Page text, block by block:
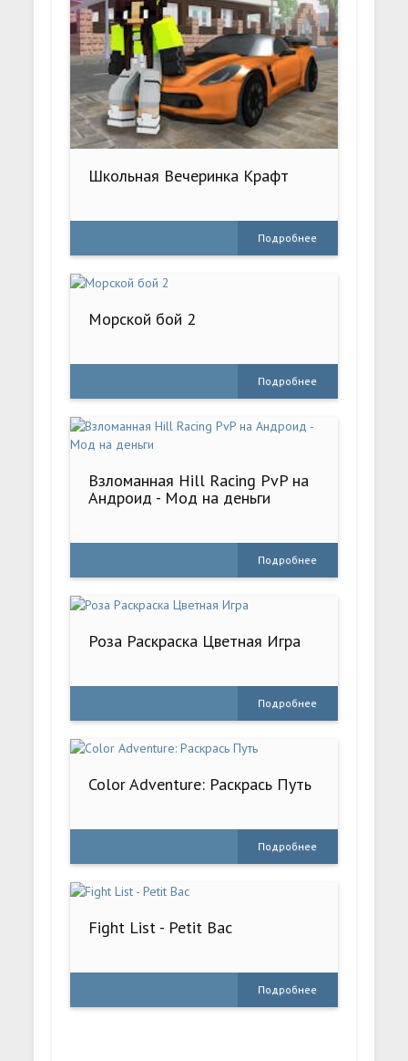
Школьная Вечеринка Крафт
Подробнее
Морской бой 2
Подробнее
Взломанная Hill Racing PvP на
Андроид - Мод на деньги
Подробнее
Роза Раскраска Цветная Игра
Подробнее
Color Adventure: Раскрась Путь
Подробнее
Fight List - Petit Bac
Подробнее